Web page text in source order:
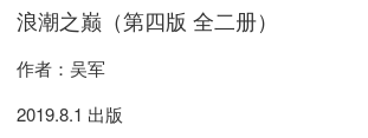
浪潮之巅（第四版 全二册）
作者：吴军
2019.8.1 出版